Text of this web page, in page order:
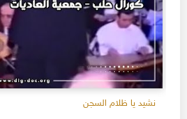
نشيد يا ظلام السجن